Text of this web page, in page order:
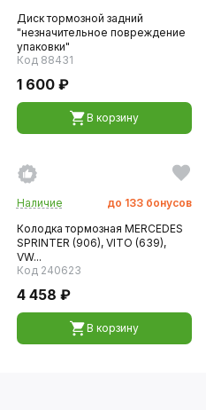
Диск тормозной задний
"незначительное повреждение
упаковки"
Код 88431
1 600 ₽
В корзину
Наличие до 133 бонусов
Колодка тормозная MERCEDES
SPRINTER (906), VITO (639),
VW...
Код 240623
4 458 ₽
В корзину